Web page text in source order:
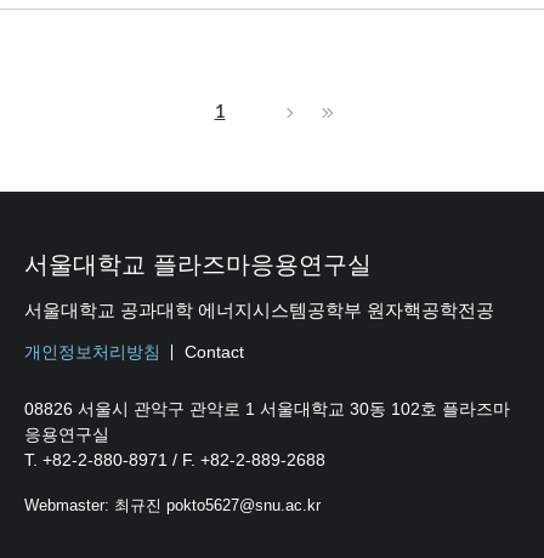
1
서울대학교 플라즈마응용연구실
서울대학교 공과대학 에너지시스템공학부 원자핵공학전공
개인정보처리방침 Contact
08826 서울시 관악구 관악로 1 서울대학교 30동 102호 플라즈마
응용연구실
T. +82-2-880-8971 / F. +82-2-889-2688
Webmaster: 최규진 pokto5627@snu.ac.kr